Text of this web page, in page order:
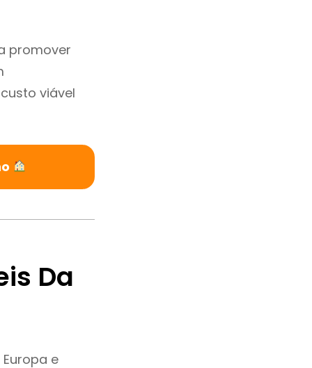
promover
viável
Da
e